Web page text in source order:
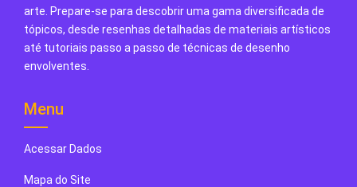
arte. Prepare-se para descobrir uma gama diversificada de
tópicos, desde resenhas detalhadas de materiais artísticos
até tutoriais passo a passo de técnicas de desenho
envolventes.
Menu
Acessar Dados
Mapa do Site